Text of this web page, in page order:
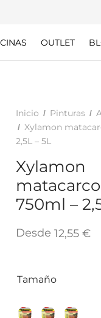
OUTLET
Inicio / Pinturas /
/ Xylamon
2,5L – 5L
Xylamon
750ml –
Desde 12,55 €
Tamaño